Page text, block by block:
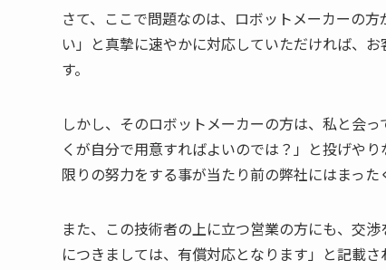
さて、ここで問題なのは、ロボットメーカーの
い」と真摯に速やかに対応していただければ、
す。
しかし、そのロボットメーカーの方は、私と会
くが自分で用意すればよいのでは？」と投げや
限りの努力をする事が当たり前の弊社にはまった
また、この技術者の上に立つ営業の方にも、交
につきましては、有償対応となります」と記載